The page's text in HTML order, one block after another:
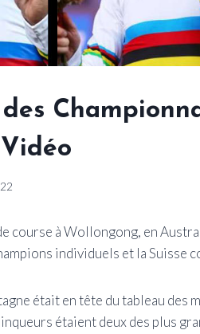
course à Wollongong, en
individuels et la Suisse
était en tête du tableau des
étaient deux des plus